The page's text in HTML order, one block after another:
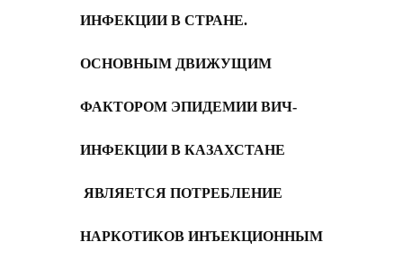
ИНФЕКЦИИ В СТРАНЕ.
ОСНОВНЫМ ДВИЖУЩИМ
ФАКТОРОМ ЭПИДЕМИИ ВИЧ-
ИНФЕКЦИИ В КАЗАХСТАНЕ
ЯВЛЯЕТСЯ ПОТРЕБЛЕНИЕ
НАРКОТИКОВ ИНЪЕКЦИОННЫМ